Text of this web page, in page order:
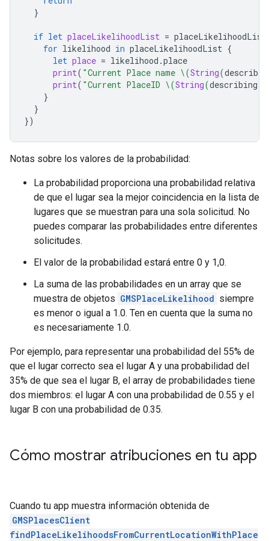
}
if let placeLikelihoodList = placeLikelihoodList
for likelihood in placeLikelihoodList {
let place = likelihood .place
print( "Current Place name \(String(
print( "Current PlaceID \(String(describing
}
}
})
Notas sobre los valores de la probabilidad:
La probabilidad proporciona una probabilidad relativa
de que el lugar sea la mejor coincidencia en la lista de
lugares que se muestran para una sola solicitud. No
puedes comparar las probabilidades entre diferentes
solicitudes.
El valor de la probabilidad estará entre 0 y 1,0.
La suma de las probabilidades en un array que se
muestra de objetos GMSPlaceLikelihood siempre
es menor o igual a 1.0. Ten en cuenta que la suma no
es necesariamente 1.0.
Por ejemplo, para representar una probabilidad del 55% de
que el lugar correcto sea el lugar A y una probabilidad del
35% de que sea el lugar B, el array de probabilidades tiene
dos miembros: el lugar A con una probabilidad de 0.55 y el
lugar B con una probabilidad de 0.35.
Cómo mostrar atribuciones en tu app
Cuando tu app muestra información obtenida de
GMSPlacesClient
findPlaceLikelihoodsFromCurrentLocationWithPlace